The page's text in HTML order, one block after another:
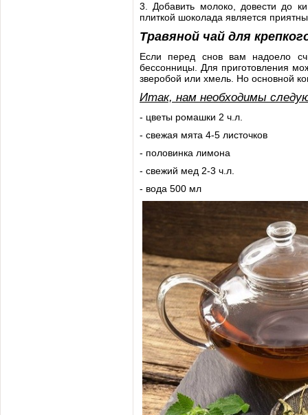
3. Добавить молоко, довести до
плиткой шоколада является
Травяной чай для
Если перед снов вам надоело
бессонницы. Для приготовления
зверобой или хмель. Но основной
Итак, нам необходимы
- цветы ромашки 2 ч.л.
- свежая мята 4-5 листочков
- половинка лимона
- свежий мед 2-3 ч.л.
- вода 500 мл